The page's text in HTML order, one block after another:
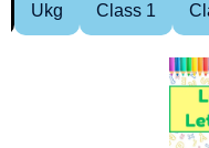
Ukg Class 1